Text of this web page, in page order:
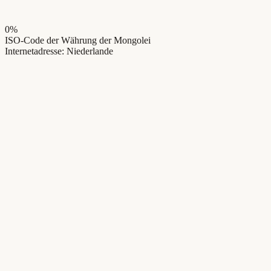
0%
ISO-Code der Währung der Mongolei
Internetadresse: Niederlande